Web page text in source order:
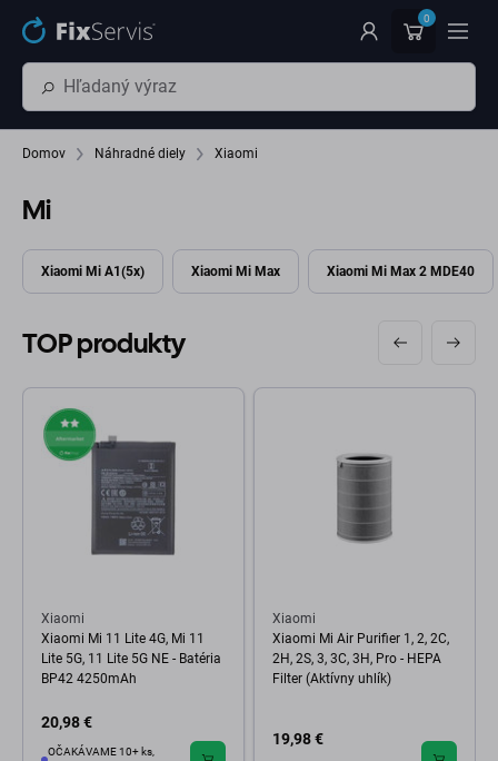
Preskočiť na hlavný obsah 0
Domov Náhradné diely Xiaomi
Mi
Xiaomi Mi A1(5x) Xiaomi Mi Max Xiaomi Mi Max 2 MDE40
TOP produkty
Xiaomi
Xiaomi Mi 11 Lite 4G, Mi 11
Lite 5G, 11 Lite 5G NE - Batéria
BP42 4250mAh
20,98 €
OČAKÁVAME 10+ ks,
Xiaomi
Xiaomi Mi Air Purifier 1, 2, 2C,
2H, 2S, 3, 3C, 3H, Pro - HEPA
Filter (Aktívny uhlík)
19,98 €